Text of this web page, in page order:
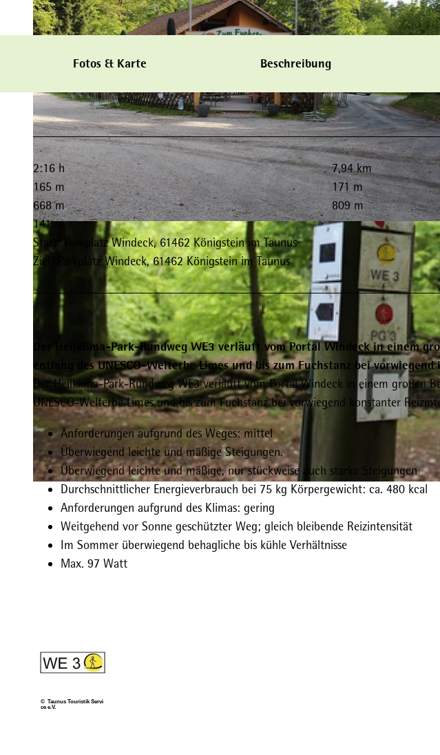
© Taunus Touristik Service e.V.
© Taunus Touristik Service e.V. |CC-BY-SA
Fotos & Karte Beschreibung
2:16 h
7,94 km
165 m
171 m
668 m
809 m
141 m
Start: Parkplatz Windeck, 61462 Königstein im Taunus
Ziel: Parkplatz Windeck, 61462 Königstein im Taunus
Der Heilklima-Park-Rundweg WE3 verläuft vom Portal Windeck in einem
entlang des UNESCO-Welterbe Limes und bis zum Fuchstanz bei
Der Heilklima-Park-Rundweg WE3 verläuft vom Portal Windeck in einem großen
UNESCO-Welterbe Limes und bis zum Fuchstanz bei vorwiegend konstanter
Anforderungen aufgrund des Weges: mittel
Überwiegend leichte und mäßige Steigungen.
Überwiegend leichte und mäßige, nur stückweise auch starke Steigungen
Durchschnittlicher Energieverbrauch bei 75 kg Körpergewicht: ca. 480 kcal
Anforderungen aufgrund des Klimas: gering
Weitgehend vor Sonne geschützter Weg; gleich bleibende Reizintensität
Im Sommer überwiegend behagliche bis kühle Verhältnisse
Max. 97 Watt
© Taunus Touristik Servi
ce e.V.